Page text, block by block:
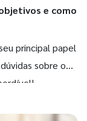
e como
principal papel
sobre o